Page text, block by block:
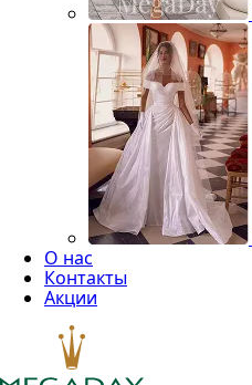
О нас
Контакты
Акции